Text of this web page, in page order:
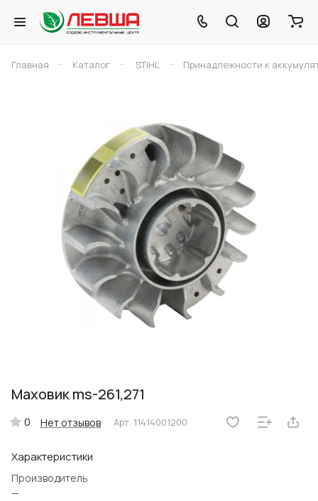
Главная – Каталог – STIHL – Принадлежности к
Маховик ms-261,271
0 Нет отзывов Арт. 11414001200
Характеристики
Производитель
—